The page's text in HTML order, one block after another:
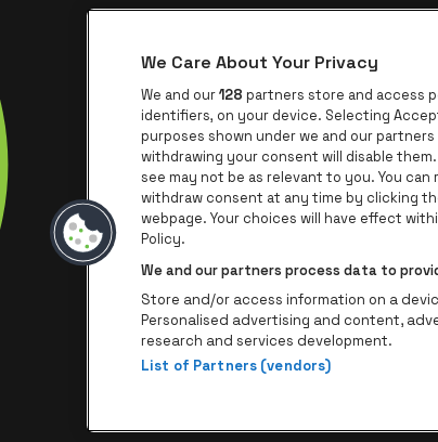
Ga naar de website van
Ga naar
We Care About Your Privacy
We and our128 partners store and access
identifiers, on your device. Selecting
purposes shown under we and our
withdrawing your consent will disable
see may not be as relevant to you. You
withdraw consent at any time by clicking
webpage. Your choices will have effect
Policy.
We and our partners process data to
Store and/or access information on a
Personalised advertising and content,
research and services development.
List of Partners (vendors)